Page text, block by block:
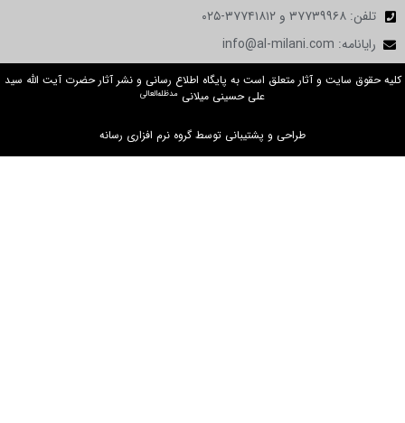
و آثار متعلق است به پایگاه اطلاع رسانی و نشر آثار حضرت آیت الله سید
علی حسینی میلانی مدظله‌العالی
طراحی و پشتیبانی توسط گروه نرم افزاری رسانه